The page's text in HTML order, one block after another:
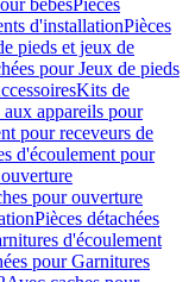
bébésPièces
d'installationPièces
pieds et jeux de
pour Jeux de pieds
Kits de
appareils pour
pour receveurs de
d'écoulement pour
pour ouverture
Pièces détachées
d'écoulement
pour Garnitures